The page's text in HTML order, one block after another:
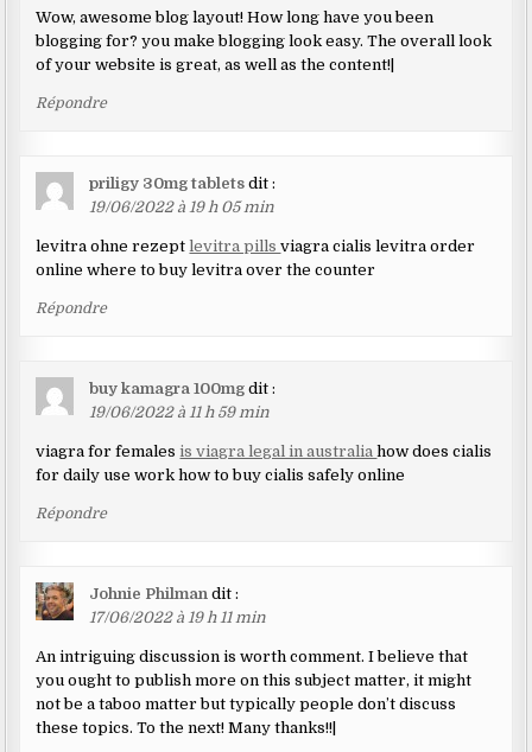
Wow, awesome blog layout! How long have you been
blogging for? you make blogging look easy. The overall look
of your website is great, as well as the content!|
Répondre
priligy 30mg tablets dit :
19/06/2022 à 19 h 05 min
levitra ohne rezeptlevitra pillsviagra cialis levitra order
online where to buy levitra over the counter
Répondre
buy kamagra 100mg dit :
19/06/2022 à 11 h 59 min
viagra for females is viagra legal in australiahow does cialis
for daily use work how to buy cialis safely online
Répondre
Johnie Philman dit :
17/06/2022 à 19 h 11 min
An intriguing discussion is worth comment. I believe that
you ought to publish more on this subject matter, it might
not be a taboo matter but typically people don’t discuss
these topics. To the next! Many thanks!!|